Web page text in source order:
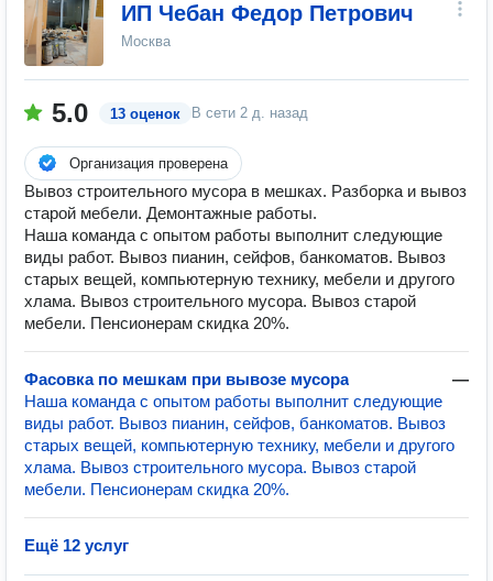
ИП Чебан Федор Петрович
Москва
5.0 13 оценок В сети 2 д. назад
Организация проверена
Вывоз строительного мусора в мешках. Разборка и вывоз
старой мебели. Демонтажные работы.
Наша команда с опытом работы выполнит следующие
виды работ. Вывоз пианин, сейфов, банкоматов. Вывоз
старых вещей, компьютерную технику, мебели и другого
хлама. Вывоз строительного мусора. Вывоз старой
мебели. Пенсионерам скидка 20%.
Фасовка по мешкам при вывозе мусора
—
Наша команда с опытом работы выполнит следующие
виды работ. Вывоз пианин, сейфов, банкоматов. Вывоз
старых вещей, компьютерную технику, мебели и другого
хлама. Вывоз строительного мусора. Вывоз старой
мебели. Пенсионерам скидка 20%.
Ещё 12 услуг